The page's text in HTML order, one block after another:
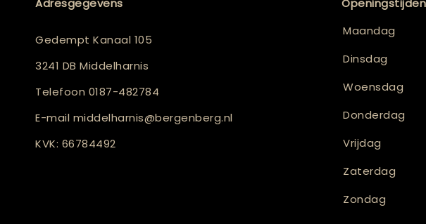
Adresgegevens
Gedempt Kanaal 105
3241 DB Middelharnis
Telefoon 0187-482784
E-mail middelharnis@bergenberg.nl
KVK: 66784492
Openingstijden
Maandag
Dinsdag
Woensdag
Donderdag
Vrijdag
Zaterdag
Zondag